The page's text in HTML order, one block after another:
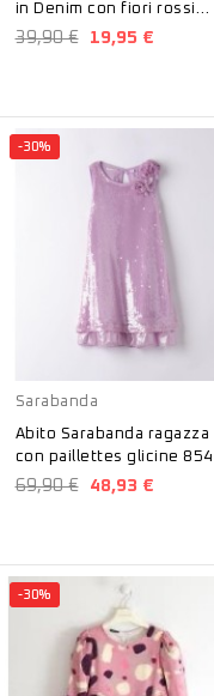
in Denim con fiori rossi
6420
39,90 € 19,95 €
-30%
Sarabanda
Abito Sarabanda ragazza
con paillettes glicine
69,90 € 48,93 €
-30%